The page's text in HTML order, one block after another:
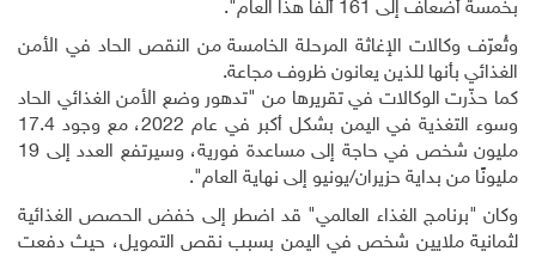
بخمسة أضعاف إلى 161 ألفاً هذا العام".
وتُعرّف وكالات الإغاثة المرحلة الخامسة من النقص الحاد في الأمن
الغذائي بأنها للذين يعانون ظروف مجاعة.
كما حذّرت الوكالات في تقريرها من "تدهور وضع الأمن الغذائي الحاد
وسوء التغذية في اليمن بشكل أكبر في عام 2022، مع وجود 17.4
مليون شخص في حاجة إلى مساعدة فورية، وسيرتفع العدد إلى 19
مليونًا من بداية حزيران/يونيو إلى نهاية العام".
وكان "برنامج الغذاء العالمي" قد اضطر إلى خفض الحصص الغذائية
لثمانية ملايين شخص في اليمن بسبب نقص التمويل، حيث دفعت